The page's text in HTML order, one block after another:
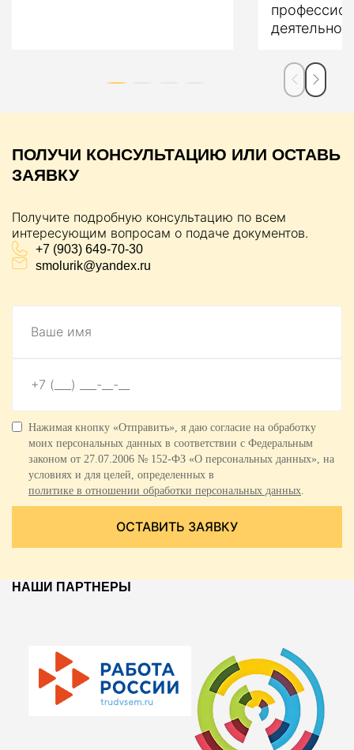
ПОЛУЧИ КОНСУЛЬТАЦИЮ ИЛИ ОСТАВЬ
ЗАЯВКУ
Получите подробную консультацию по всем
интересующим вопросам о подаче документов.
+7 (903) 649-70-30
smolurik@yandex.ru
Нажимая кнопку «Отправить», я даю согласие на обработку
моих персональных данных в соответствии с Федеральным
законом от 27.07.2006 № 152-ФЗ «О персональных данных», на
условиях и для целей, определенных в
политике в отношении обработки персональных данных
ОСТАВИТЬ ЗАЯВКУ
НАШИ ПАРТНЕРЫ